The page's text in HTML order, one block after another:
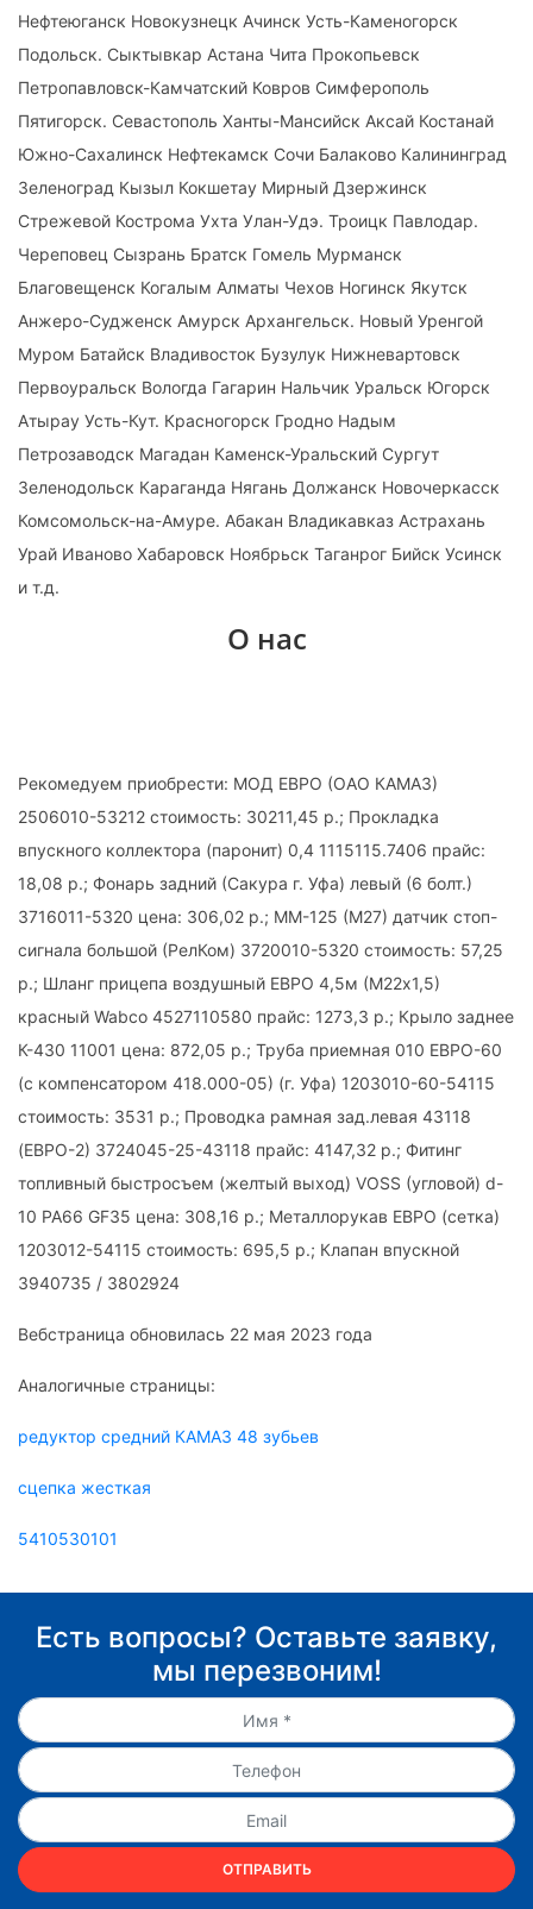
Нефтеюганск Новокузнецк Ачинск Усть-Каменогорск
Подольск. Сыктывкар Астана Чита Прокопьевск
Петропавловск-Камчатский Ковров Симферополь
Пятигорск. Севастополь Ханты-Мансийск Аксай Костанай
Южно-Сахалинск Нефтекамск Сочи Балаково Калининград
Зеленоград Кызыл Кокшетау Мирный Дзержинск
Стрежевой Кострома Ухта Улан-Удэ. Троицк Павлодар.
Череповец Сызрань Братск Гомель Мурманск
Благовещенск Когалым Алматы Чехов Ногинск Якутск
Анжеро-Судженск Амурск Архангельск. Новый Уренгой
Муром Батайск Владивосток Бузулук Нижневартовск
Первоуральск Вологда Гагарин Нальчик Уральск Югорск
Атырау Усть-Кут. Красногорск Гродно Надым
Петрозаводск Магадан Каменск-Уральский Сургут
Зеленодольск Караганда Нягань Должанск Новочеркасск
Комсомольск-на-Амуре. Абакан Владикавказ Астрахань
Урай Иваново Хабаровск Ноябрьск Таганрог Бийск Усинск
и т.д.
О нас
Рекомедуем приобрести: МОД ЕВРО (ОАО КАМАЗ)
2506010-53212 стоимость: 30211,45 р.; Прокладка
впускного коллектора (паронит) 0,4 1115115.7406 прайс:
18,08 р.; Фонарь задний (Сакура г. Уфа) левый (6 болт.)
3716011-5320 цена: 306,02 р.; ММ-125 (М27) датчик стоп-
сигнала большой (РелКом) 3720010-5320 стоимость: 57,25
р.; Шланг прицепа воздушный ЕВРО 4,5м (М22х1,5)
красный Wabco 4527110580 прайс: 1273,3 р.; Крыло заднее
К-430 11001 цена: 872,05 р.; Труба приемная 010 ЕВРО-60
(с компенсатором 418.000-05) (г. Уфа) 1203010-60-54115
стоимость: 3531 р.; Проводка рамная зад.левая 43118
(ЕВРО-2) 3724045-25-43118 прайс: 4147,32 р.; Фитинг
топливный быстросъем (желтый выход) VOSS (угловой) d-
10 РА66 GF35 цена: 308,16 р.; Металлорукав ЕВРО (сетка)
1203012-54115 стоимость: 695,5 р.; Клапан впускной
3940735 / 3802924
Вебстраница обновилась 22 мая 2023 года
Аналогичные страницы:
редуктор средний КАМАЗ 48 зубьев
сцепка жесткая
5410530101
Есть вопросы? Оставьте заявку,
мы перезвоним!
ОТПРАВИТЬ